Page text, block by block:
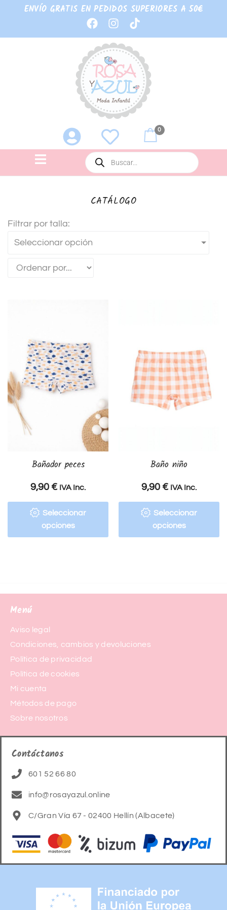
ENVÍO GRATIS EN PEDIDOS SUPERIORES A 50€
0
CATÁLOGO
Filtrar por talla:
Seleccionar opción
Bañador peces
9,90 € IVA Inc.
Seleccionar
opciones
Baño niño
9,90 € IVA Inc.
Seleccionar
opciones
Menú
Aviso legal
Condiciones, cambios y devoluciones
Política de privacidad
Política de cookies
Mi cuenta
Métodos de pago
Sobre nosotros
Contáctanos
601 52 66 80
info@rosayazul.online
C/Gran Vía 67 - 02400 Hellín (Albacete)